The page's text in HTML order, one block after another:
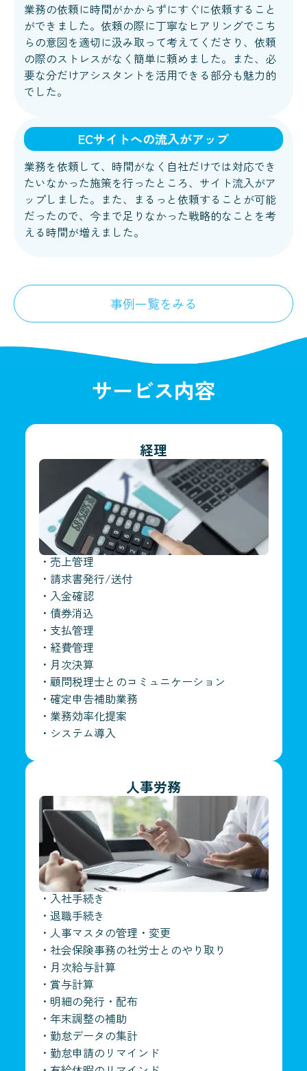
業務の依頼に時間がかからずにすぐに依頼すること
ができました。依頼の際に丁寧なヒアリングでこち
らの意図を適切に汲み取って考えてくださり、依頼
の際のストレスがなく簡単に頼めました。また、必
要な分だけアシスタントを活用できる部分も魅力的
でした。
ECサイトへの流入がアップ
業務を依頼して、時間がなく自社だけでは対応でき
たいなかった施策を行ったところ、サイト流入がア
ップしました。また、まるっと依頼することが可能
だったので、今まで足りなかった戦略的なことを考
える時間が増えました。
事例一覧をみる
サービス内容
経理
・ 売上管理
・ 請求書発行/送付
・ 入金確認
・ 債券消込
・ 支払管理
・ 経費管理
・ 月次決算
・ 顧問税理士とのコミュニケーション
・ 確定申告補助業務
・ 業務効率化提案
・ システム導入
人事労務
・ 入社手続き
・ 退職手続き
・ 人事マスタの管理・変更
・ 社会保険事務の社労士とのやり取り
・ 月次給与計算
・ 賞与計算
・ 明細の発行・配布
・ 年末調整の補助
・ 勤怠データの集計
・ 勤怠申請のリマインド